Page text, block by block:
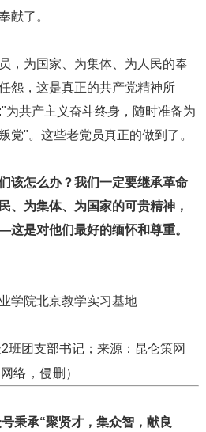
献了。
，为国家、为集体、为人民的奉
怨，这是真正的共产党精神所
为共产主义奋斗终身，随时准备为
党"。这些老党员真正的做到了。
该怎么办？我们一定要继承革命
、为集体、为国家的可贵精神，
是对他们最好的缅怀和尊重。
学院北京教学实习基地
班团支部书记；来源：昆仑策网
络，侵删）
秉承“聚贤才，集众智，献良